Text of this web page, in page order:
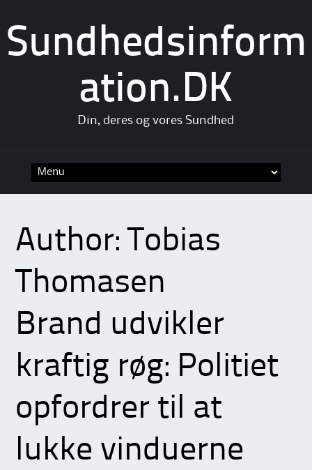
Sundhedsinform
ation.DK
Din, deres og vores Sundhed
Author:Tobias
Thomasen
Brand udvikler
kraftig røg: Politiet
opfordrer til at
lukke vinduerne